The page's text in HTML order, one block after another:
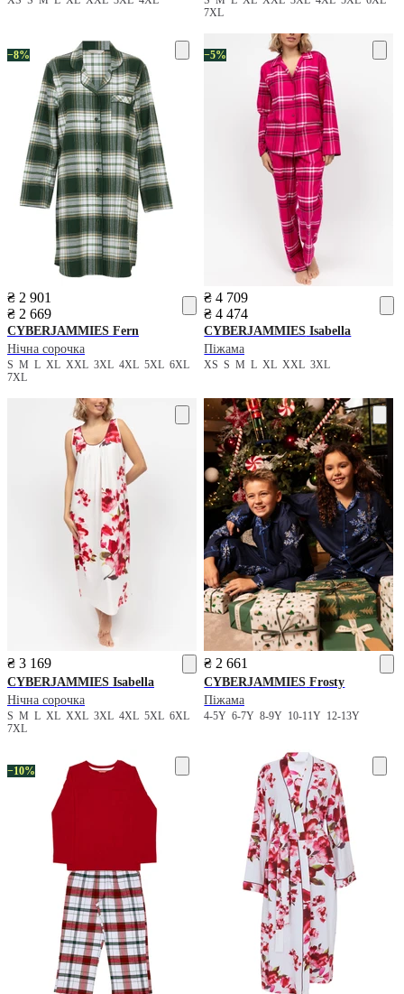
7XL
−8%
₴ 2 901
₴ 2 669
CYBERJAMMIES Fern
Нічна сорочка
S M L XL XXL 3XL 4XL 5XL 6XL
7XL
−5%
₴ 4 709
₴ 4 474
CYBERJAMMIES Isabella
Піжама
XSSMLXLXXL3XL
₴ 3 169
CYBERJAMMIES Isabella
Нічна сорочка
S M L XL XXL 3XL 4XL 5XL 6XL
7XL
₴ 2 661
CYBERJAMMIES Frosty
Піжама
4-5Y6-7Y8-9Y 10-11Y 12-13Y
−10%